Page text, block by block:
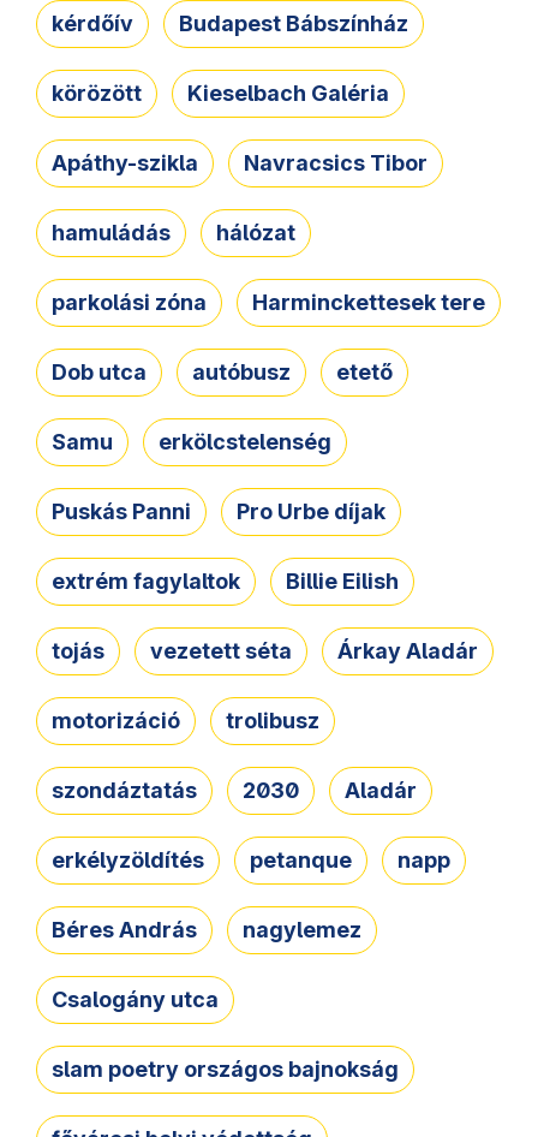
kérdőív Budapest Bábszínház
körözött Kieselbach Galéria
Apáthy-szikla Navracsics Tibor
hamuládás hálózat
parkolási zóna Harminckettesek tere
Dob utca autóbusz etető
Samu erkölcstelenség
Puskás Panni Pro Urbe díjak
extrém fagylaltok Billie Eilish
tojás vezetett séta Árkay Aladár
motorizáció trolibusz
szondáztatás 2030 Aladár
erkélyzöldítés petanque napp
Béres András nagylemez
Csalogány utca
slam poetry országos bajnokság